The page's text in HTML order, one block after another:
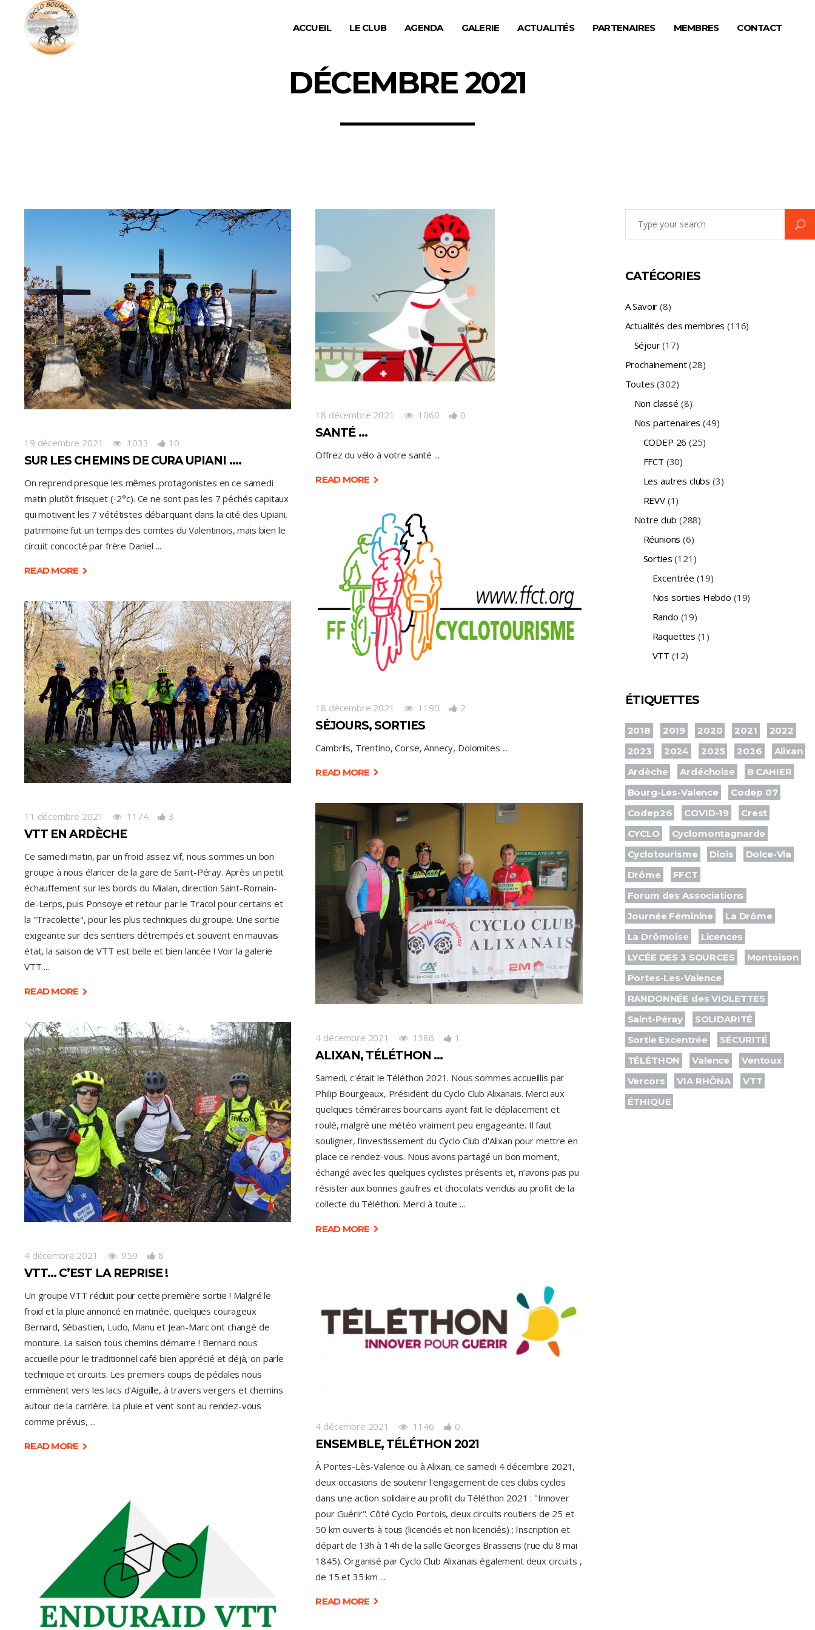
ACCUEIL LE CLUB AGENDA GALERIE ACTUALITÉS PARTENAIRES MEMBRES CONTACT
DÉCEMBRE 2021
19 décembre 2021 1033 10
SUR LES CHEMINS DE CURA UPIANI ….
On reprend presque les mêmes protagonistes en ce samedi
matin plutôt frisquet (-2°c). Ce ne sont pas les 7 péchés capitaux
qui motivent les 7 vététistes débarquant dans la cité des Upiani,
patrimoine fut un temps des comtes du Valentinois, mais bien le
circuit concocté par frère Daniel
READ MORE
18 décembre 2021 1060 0
SANTÉ …
Offrez du vélo à votre santé
READ MORE
18 décembre 2021 1190 2
SÉJOURS, SORTIES
Cambrils, Trentino, Corse, Annecy, Dolomites
READ MORE
11 décembre 2021 1174 3
VTT EN ARDÈCHE
Ce samedi matin, par un froid assez vif, nous sommes un bon
groupe à nous élancer de la gare de Saint-Péray. Après un petit
échauffement sur les bords du Mialan, direction Saint-Romain-
de-Lerps, puis Ponsoye et retour par le Tracol pour certains et
la "Tracolette", pour les plus techniques du groupe. Une sortie
exigeante sur des sentiers détrempés et souvent en mauvais
état, la saison de VTT est belle et bien lancée ! Voir la galerie
VTT
READ MORE
4 décembre 2021 1386 1
ALIXAN, TÉLÉTHON …
Samedi, c'était le Téléthon 2021. Nous sommes accueillis par
Philip Bourgeaux, Président du Cyclo Club Alixanais. Merci aux
quelques téméraires bourcains ayant fait le déplacement et
roulé, malgré une météo vraiment peu engageante. Il faut
souligner, l'investissement du Cyclo Club d'Alixan pour mettre en
place ce rendez-vous. Nous avons partagé un bon moment,
échangé avec les quelques cyclistes présents et, n’avons pas pu
résister aux bonnes gaufres et chocolats vendus au profit de la
collecte du Téléthon. Merci à toute
READ MORE
4 décembre 2021 959 8
VTT… C’EST LA REPRISE !
Un groupe VTT réduit pour cette première sortie ! Malgré le
froid et la pluie annoncé en matinée, quelques courageux
Bernard, Sébastien, Ludo, Manu et Jean-Marc ont changé de
monture. La saison tous chemins démarre ! Bernard nous
accueille pour le traditionnel café bien apprécié et déjà, on parle
technique et circuits. Les premiers coups de pédales nous
emmènent vers les lacs d'Aiguille, à travers vergers et chemins
autour de la carrière. La pluie et vent sont au rendez-vous
comme prévus,
READ MORE
4 décembre 2021 1146 0
ENSEMBLE, TÉLÉTHON 2021
À Portes-Lès-Valence ou à Alixan, ce samedi 4 décembre 2021,
deux occasions de soutenir l'engagement de ces clubs cyclos
dans une action solidaire au profit du Téléthon 2021 : "Innover
pour Guérir". Côté Cyclo Portois, deux circuits routiers de 25 et
50 km ouverts à tous (licenciés et non licenciés) ; Inscription et
départ de 13h à 14h de la salle Georges Brassens (rue du 8 mai
1845). Organisé par Cyclo Club Alixanais également deux circuits ,
de 15 et 35 km
READ MORE
CATÉGORIES
A Savoir (8)
Actualités des membres (116)
Séjour(17)
Prochainement(28)
Toutes (302)
Non classé (8)
Nos partenaires (49)
CODEP 26 (25)
FFCT (30)
Les autres clubs (3)
REVV(1)
Notre club (288)
Réunions (6)
Sorties (121)
Excentrée (19)
Nos sorties Hebdo (19)
Rando (19)
Raquettes (1)
VTT (12)
ÉTIQUETTES
2018 2019 2020 2021
2022
2023
2024 2025 2026
Alixan
Ardèche
Ardéchoise
B CAHIER
Bourg-Les-Valence
Codep 07
Codep26
COVID-19
Crest
CYCLO
Cyclomontagnarde
Cyclotourisme
Diois
Dolce-Via
Drôme
FFCT
Forum des Associations
Journée Féminine
La Drôme
La Drômoise
Licences
LYCÉE DES 3 SOURCES
Montoison
Portes-Les-Valence
RANDONNÉE des VIOLETTES
Saint-Péray
SOLIDARITÉ
Sortie Excentrée
SÉCURITÉ
TÉLÉTHON
Valence
Ventoux
Vercors
VIA RHÔNA
VTT
ÉTHIQUE